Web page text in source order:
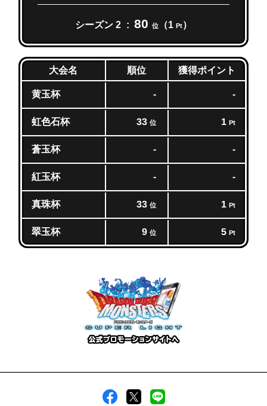
シーズン 2 80 位（1 Pt）
大会名 順位 獲得ポイント
黄玉杯 - -
虹色石杯 33 位 1 Pt
蒼玉杯 - -
紅玉杯 - -
真珠杯 33 位 1 Pt
翠玉杯 9 位 5 Pt